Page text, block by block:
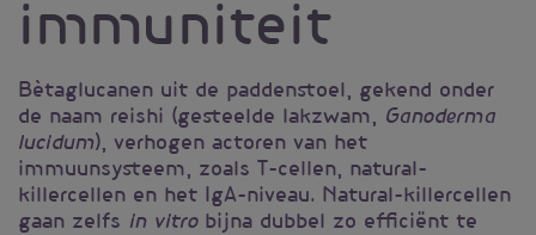
immuniteit
Bètaglucanen uit de paddenstoel, gekend onder
de naam reishi (gesteelde lakzwam, Ganoderma
lucidum), verhogen actoren van het
immuunsysteem, zoals T-cellen, natural-
killercellen en het IgA-niveau. Natural-killercellen
gaan zelfs in vitrobijna dubbel zo efficiënt te